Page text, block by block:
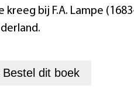
bij F.A. Lampe
Bestel dit boek